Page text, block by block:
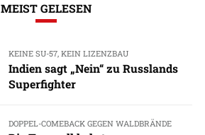
MEIST GELESEN
KEINE SU-57, KEIN LIZENZBAU
Indien sagt „Nein“ zu Russlands
Superfighter
DOPPEL-COMEBACK GEGEN WALDBRÄNDE